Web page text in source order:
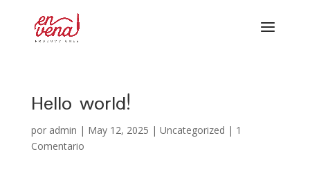
Hello world!
por admin | May 12, 2025 | Uncategorized | 1
Comentario